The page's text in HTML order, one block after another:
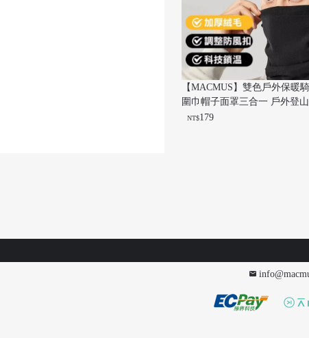
NT$179
【MACMUS】雙色戶外保暖
圍巾帽子面罩三合一 戶外登山
毛帽 騎行脖圍面罩 冬季滑雪